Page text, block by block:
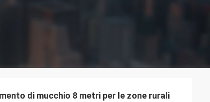
Preventivo
di mucchio 8 metri per le zone rurali